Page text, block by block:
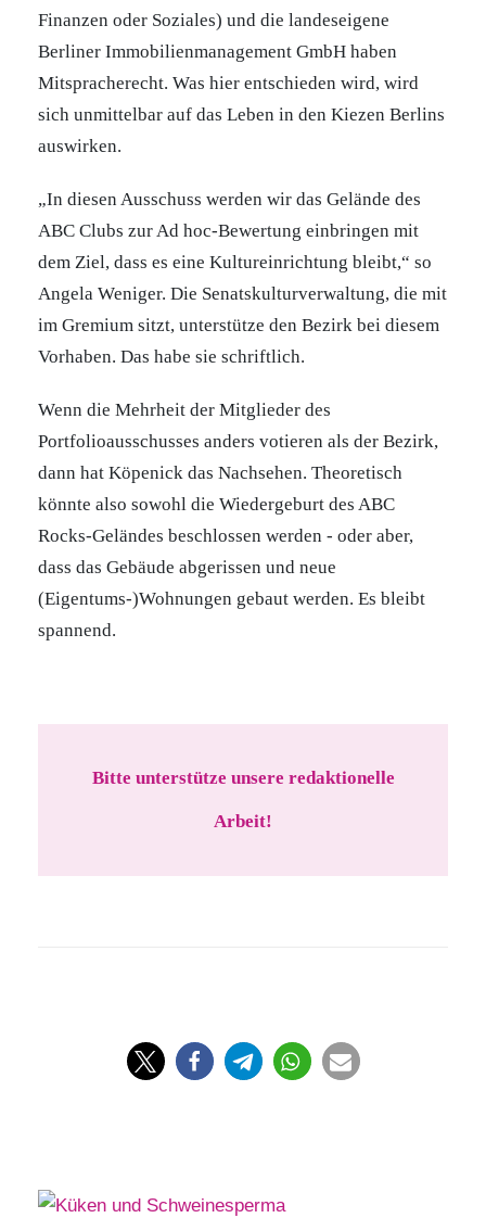
Finanzen oder Soziales) und die landeseigene
Berliner Immobilienmanagement GmbH haben
Mitspracherecht. Was hier entschieden wird, wird
sich unmittelbar auf das Leben in den Kiezen Berlins
auswirken.
„In diesen Ausschuss werden wir das Gelände des
ABC Clubs zur Ad hoc-Bewertung einbringen mit
dem Ziel, dass es eine Kultureinrichtung bleibt,“ so
Angela Weniger. Die Senatskulturverwaltung, die mit
im Gremium sitzt, unterstütze den Bezirk bei diesem
Vorhaben. Das habe sie schriftlich.
Wenn die Mehrheit der Mitglieder des
Portfolioausschusses anders votieren als der Bezirk,
dann hat Köpenick das Nachsehen. Theoretisch
könnte also sowohl die Wiedergeburt des ABC
Rocks-Geländes beschlossen werden - oder aber,
dass das Gebäude abgerissen und neue
(Eigentums-)Wohnungen gebaut werden. Es bleibt
spannend.
Bitte unterstütze unsere redaktionelle
Arbeit!